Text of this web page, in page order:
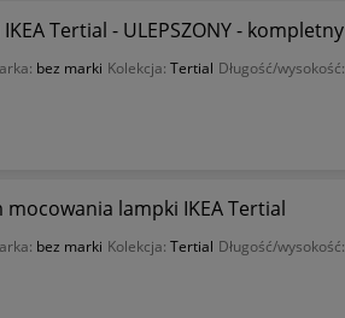
Tertial - ULEPSZONY - kompletny
bez marki Kolekcja: Tertial Długość/wysokość:
lampki IKEA Tertial
bez marki Kolekcja: Tertial Długość/wysokość: